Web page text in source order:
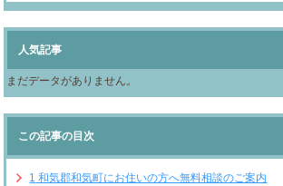
人気記事
まだデータがありません。
この記事の目次
1 和気郡和気町にお住いの方へ無料相談のご案内